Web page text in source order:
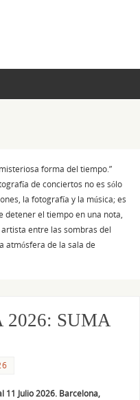
forma del tiempo.”
de conciertos no es sólo
la fotografía y la música; es
detener el tiempo en una nota,
entre las sombras del
atmósfera de la sala de
2026: SUMA
11 Julio 2026. Barcelona,